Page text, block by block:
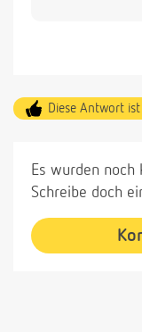
Diese Antwort
Es wurden
Schreibe doch